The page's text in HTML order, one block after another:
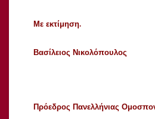
Με εκτίμηση.
Βασίλειος Νικολόπουλος
Πρόεδρος Πανελλήνιας